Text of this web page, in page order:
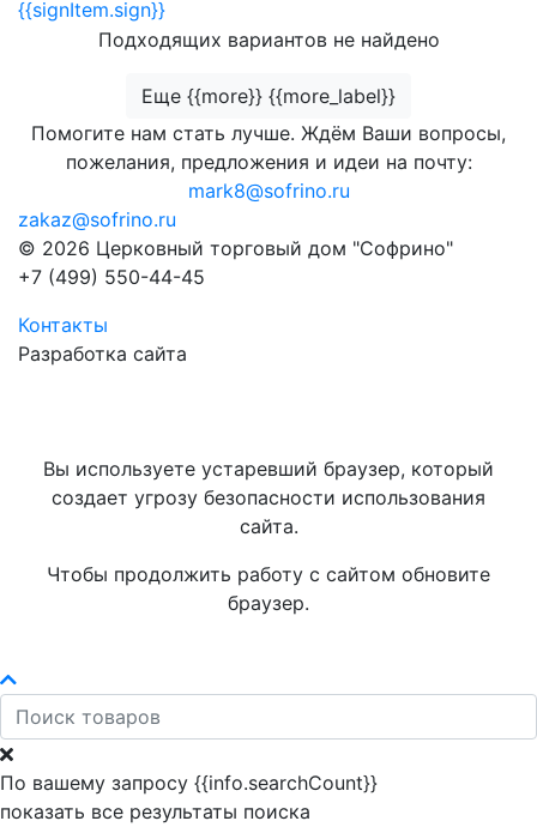
{{signItem.sign}}
Подходящих вариантов не найдено
Еще {{more}} {{more_label}}
Помогите нам стать лучше. Ждём Ваши вопросы,
пожелания, предложения и идеи на почту:
mark8@sofrino.ru
zakaz@sofrino.ru
© 2026 Церковный торговый дом "Софрино"
+7 (499) 550-44-45
Контакты
Разработка сайта
Вы используете устаревший браузер, который
создает угрозу безопасности использования
сайта.
Чтобы продолжить работу с сайтом обновите
браузер.
По вашему запросу {{info.searchCount}}
показать все результаты поиска